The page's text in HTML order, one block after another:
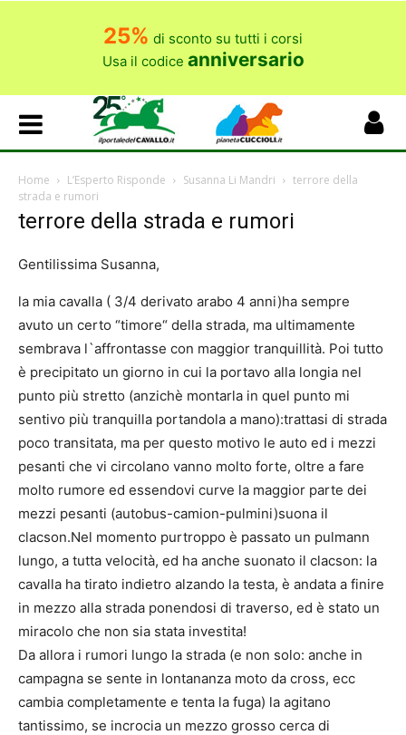
25% di sconto su tutti i corsi
Usa il codice anniversario
Home L’Esperto Risponde Susanna Li Mandri
terrore della
strada e rumori
terrore della strada e rumori
Gentilissima Susanna,
la mia cavalla ( 3/4 derivato arabo 4 anni)ha sempre
avuto un certo “timore“ della strada, ma ultimamente
sembrava l`affrontasse con maggior tranquillità. Poi tutto
è precipitato un giorno in cui la portavo alla longia nel
punto più stretto (anzichè montarla in quel punto mi
sentivo più tranquilla portandola a mano):trattasi di strada
poco transitata, ma per questo motivo le auto ed i mezzi
pesanti che vi circolano vanno molto forte, oltre a fare
molto rumore ed essendovi curve la maggior parte dei
mezzi pesanti (autobus-camion-pulmini)suona il
clacson.Nel momento purtroppo è passato un pulmann
lungo, a tutta velocità, ed ha anche suonato il clacson: la
cavalla ha tirato indietro alzando la testa, è andata a finire
in mezzo alla strada ponendosi di traverso, ed è stato un
miracolo che non sia stata investita!
Da allora i rumori lungo la strada (e non solo: anche in
campagna se sente in lontananza moto da cross, ecc
cambia completamente e tenta la fuga) la agitano
tantissimo, se incrocia un mezzo grosso cerca di